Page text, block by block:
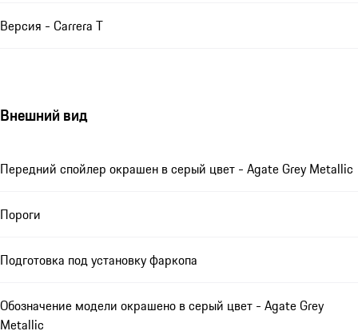
Версия - Carrera T
Внешний вид
Передний спойлер окрашен в серый цвет - Agate Grey Metallic
Пороги
Подготовка под установку фаркопа
Обозначение модели окрашено в серый цвет - Agate Grey
Metallic